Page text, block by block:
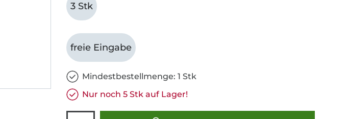
3 Stk
freie Eingabe
Mindestbestellmenge: 1 Stk
Nur noch 5 Stk auf Lager!